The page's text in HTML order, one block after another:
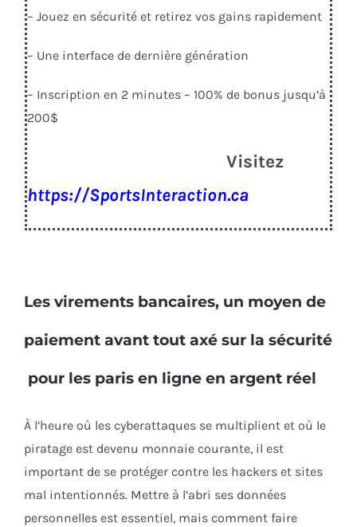
– Jouez en sécurité et retirez vos gains rapidement
– Une interface de dernière génération
– Inscription en 2 minutes – 100% de bonus jusqu’à
200$
Visitez
https://SportsInteraction.ca
Les virements bancaires, un moyen de
paiement avant tout axé sur la sécurité
pour les paris en ligne en argent réel
À l’heure où les cyberattaques se multiplient et où le
piratage est devenu monnaie courante, il est
important de se protéger contre les hackers et sites
mal intentionnés. Mettre à l’abri ses données
personnelles est essentiel, mais comment faire